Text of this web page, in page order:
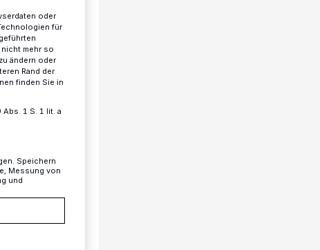
oder
für
mehr so
ändern oder
Rand der
finden Sie in
1 S. 1 lit. a
Speichern
Messung von
und